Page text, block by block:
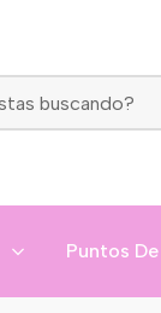
Puntos